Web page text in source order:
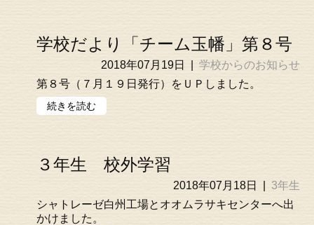
学校だより「チーム玉幡」第８号
2018年07月19日
学校からのお知らせ
第８号（７月１９日発行）をＵＰしました。
続きを読む
３年生 校外学習
2018年07月18日
3年生
シャトレーゼ白州工場とオオムラサキセンターへ出
かけました。